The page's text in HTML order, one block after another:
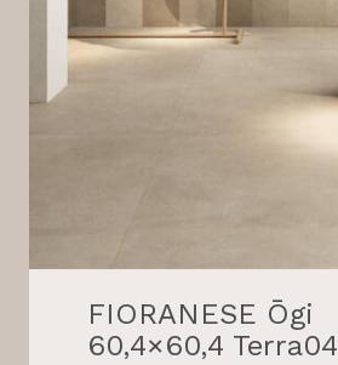
FIORANESE Ōgi
60,4×60,4 Terra04